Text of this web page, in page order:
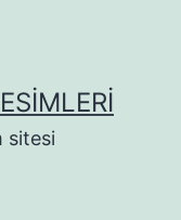
sitesi